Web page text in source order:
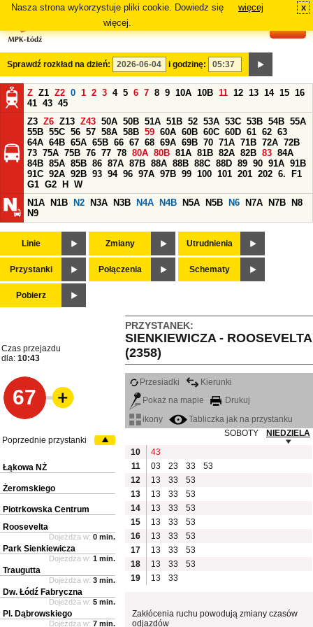
Nasza strona wykorzystuje pliki cookie. Dowiedz się
więcej.
więcej x
Sprawdź rozkład na dzień: i godzinę:
Z Z1 Z2 0 1 2 3 4 5 6 7 8 9 10A 10B 11 12 13 14 15 16
41 43 45
Z3 Z6 Z13 Z43 50A 50B 51A 51B 52 53A 53C 53B 54B 55A
55B 55C 56 57 58A 58B 59 60A 60B 60C 60D 61 62 63
64A 64B 65A 65B 66 67 68 69A 69B 70 71A 71B 72A 72B
73 75A 75B 76 77 78 80A 80B 81A 81B 82A 82B 83 84A
84B 85A 85B 86 87A 87B 88A 88B 88C 88D 89 90 91A 91B
91C 92A 92B 93 94 96 97A 97B 99 100 101 201 202 6.
F1
G1 G2 H
W
N1A
N1B N2 N3A N3B N4A N4B N5A N5B N6 N7A N7B
N8
N9
Linie Zmiany Utrudnienia
Przystanki Połączenia Schematy
Pobierz
PRZYSTANEK:
SIENKIEWICZA - ROOSEVELTA
(2358)
Czas przejazdu
dla: 10:43
67
Przesiadki
Kierunki
Pokaż na mapie
Drukuj
ikony
Tabliczka jak na przystanku
SOBOTY
NIEDZIELA
10
43
11
03 23 33
53
12
13 33
53
13
13 33
53
14
13 33
53
15
13 33
53
16
13 33
53
17
13 33
53
18
13 33
53
19
13 33
Zakłócenia ruchu powodują zmiany czasów
odjazdów
Poprzednie przystanki
Łąkowa NŻ
Żeromskiego
Piotrkowska Centrum
Roosevelta
Dojeżdża w: 0 min.
Park Sienkiewicza
Dojeżdża w: 1 min.
Traugutta
Dojeżdża w: 3 min.
Dw. Łódź Fabryczna
Dojeżdża w: 5 min.
Pl. Dąbrowskiego
Dojeżdża w: 7 min.